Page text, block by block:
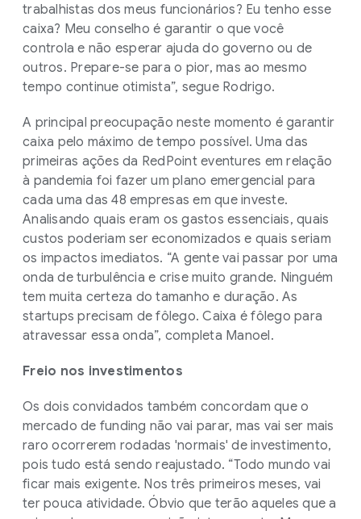
trabalhistas dos meus funcionários? Eu tenho esse
caixa? Meu conselho é garantir o que você
controla e não esperar ajuda do governo ou de
outros. Prepare-se para o pior, mas ao mesmo
tempo continue otimista”, segue Rodrigo.
A principal preocupação neste momento é garantir
caixa pelo máximo de tempo possível. Uma das
primeiras ações da RedPoint eventures em relação
à pandemia foi fazer um plano emergencial para
cada uma das 48 empresas em que investe.
Analisando quais eram os gastos essenciais, quais
custos poderiam ser economizados e quais seriam
os impactos imediatos. “A gente vai passar por uma
onda de turbulência e crise muito grande. Ninguém
tem muita certeza do tamanho e duração. As
startups precisam de fôlego. Caixa é fôlego para
atravessar essa onda”, completa Manoel.
Freio nos investimentos
Os dois convidados também concordam que o
mercado de funding não vai parar, mas vai ser mais
raro ocorrerem rodadas 'normais' de investimento,
pois tudo está sendo reajustado. “Todo mundo vai
ficar mais exigente. Nos três primeiros meses, vai
ter pouca atividade. Óbvio que terão aqueles que a